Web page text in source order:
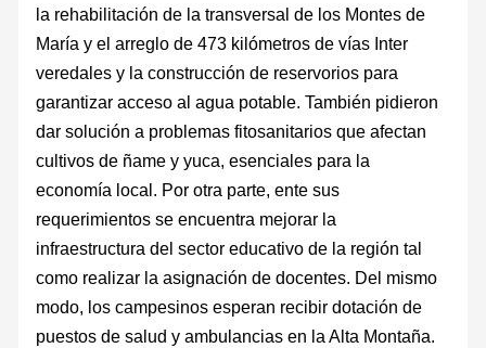
la rehabilitación de la transversal de los Montes de
María y el arreglo de 473 kilómetros de vías Inter
veredales y la construcción de reservorios para
garantizar acceso al agua potable. También pidieron
dar solución a problemas fitosanitarios que afectan
cultivos de ñame y yuca, esenciales para la
economía local. Por otra parte, ente sus
requerimientos se encuentra mejorar la
infraestructura del sector educativo de la región tal
como realizar la asignación de docentes. Del mismo
modo, los campesinos esperan recibir dotación de
puestos de salud y ambulancias en la Alta Montaña.